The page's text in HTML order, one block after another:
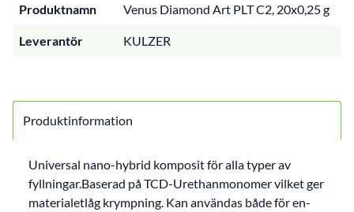
Produktnamn Venus Diamond Art PLT C2, 20x0,25 g
Leverantör KULZER
Produktinformation
Universal nano-hybrid komposit för alla typer av
fyllningar.Baserad på TCD-Urethanmonomer vilket ger
materialetlåg krympning. Kan användas både för en-